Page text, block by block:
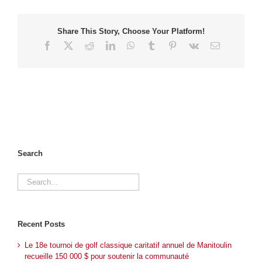
Share This Story, Choose Your Platform!
Facebook RedditLinkedInWhatsApp
Tumblr Pinterest
Vk Email
Search
Search
for:
Recent Posts
Le 18e tournoi de golf classique caritatif annuel de Manitoulin
recueille 150 000 $ pour soutenir la communauté